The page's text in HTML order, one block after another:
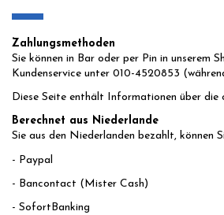
Zahlungsmethoden
Sie können in Bar oder per Pin in unserem
Kundenservice unter 010-4520853
Diese Seite enthält Informationen über die
Berechnet aus Niederlande
Sie aus den Niederlanden bezahlt, können
- Paypal
- Bancontact (Mister Cash)
- SofortBanking